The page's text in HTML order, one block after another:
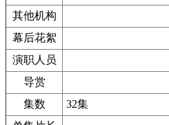
其他机构
幕后花絮
演职人员
导赏
集数
32集